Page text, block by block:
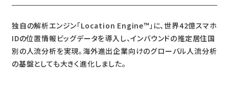
独自の解析エンジン「Location Engine™」に、世界42億スマホ
IDの位置情報ビッグデータを導入し、インバウンドの推定居住国
別の人流分析を実現。海外進出企業向けのグローバル人流分析
の基盤としても大きく進化しました。